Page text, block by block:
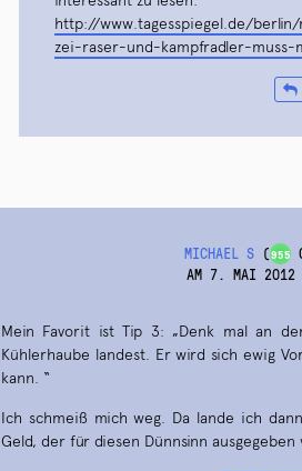
http://www.tagesspiegel.de/
zei-raser-und-kampfradler-muss-
MICHAEL S (955
AM 7. MAI
Mein Favorit ist Tip 3: „Denk mal an
Kühlerhaube landest. Er wird sich ewig
kann. “
Ich schmeiß mich weg. Da lande ich
Geld, der für diesen Dünnsinn ausgegeben